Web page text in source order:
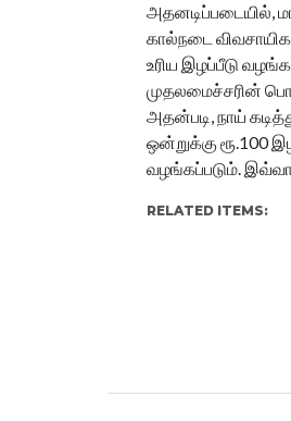
அதனடிப்படையில்,
கால்நடை
உரிய இழப்பீடு
முதலமைச்சரின்
அதன்படி, நாய்
ஒன்றுக்கு ரூ.100
வழங்கப்படும்.
RELATED ITEMS: